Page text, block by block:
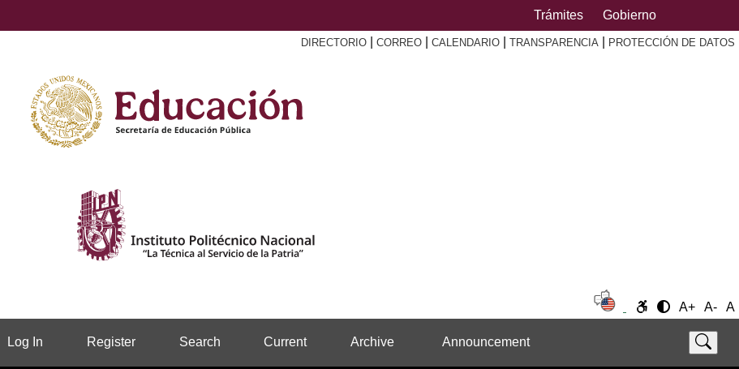
Trámites Gobierno
DIRECTORIO CORREO CALENDARIO TRANSPARENCIA PROTECCIÓN DE DATOS
A+ A- A
Log In Register Search Current Archive Announcement